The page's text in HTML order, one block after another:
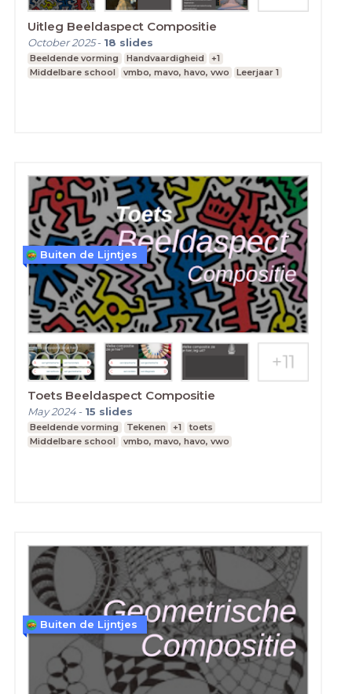
Uitleg Beeldaspect Compositie
October 2025- 18 slides
Beeldende vorming Handvaardigheid
+1
Middelbare school
vmbo, mavo, havo, vwo Leerjaar 1
Toets Beeldaspect Compositie
May 2024- 15 slides
Beeldende vorming Tekenen +1
toets
Middelbare school
vmbo, mavo, havo, vwo
Buiten de Lijntjes
Buiten de Lijntjes